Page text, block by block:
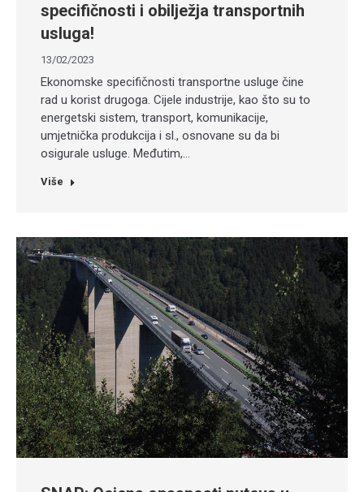
specifičnosti i obilježja transportnih
usluga!
13/02/2023
Ekonomske specifičnosti transportne usluge čine
rad u korist drugoga. Cijele industrije, kao što su to
energetski sistem, transport, komunikacije,
umjetnička produkcija i sl., osnovane su da bi
osigurale usluge. Međutim,…
Više